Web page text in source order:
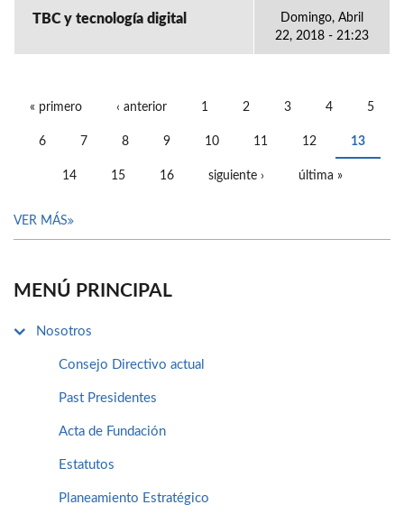
TBC y tecnología digital
Domingo, Abril
22, 2018 - 21:23
« primero ‹ anterior 1 2 3 4 5
6 7 8 9 10 11 12 13
14 15 16 siguiente › última »
VER MÁS
MENÚ PRINCIPAL
Nosotros
Consejo Directivo actual
Past Presidentes
Acta de Fundación
Estatutos
Planeamiento Estratégico